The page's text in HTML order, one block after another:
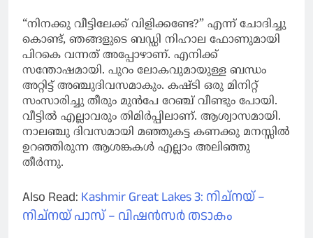
“നിനക്കു വീട്ടിലേക്ക് വിളിക്കണ്ടേ?” എന്ന് ചോദിച്ചു
കൊണ്ട്, ഞങ്ങളുടെ ബഡ്ഡി നിഹാല ഫോണുമായി
പിറകെ വന്നത് അപ്പോഴാണ്. എനിക്ക്
സന്തോഷമായി. പുറം ലോകവുമായുള്ള ബന്ധം
അറ്റിട്ട് അഞ്ചുദിവസമാകും. കഷ്ടി ഒരു മിനിറ്റ്
സംസാരിച്ചു തീരും മുൻപേ റേഞ്ച് വീണ്ടും പോയി.
വീട്ടിൽ എല്ലാവരും തിമിർപ്പിലാണ്. ആശ്വാസമായി.
നാലഞ്ചു ദിവസമായി മഞ്ഞുകട്ട കണക്കു മനസ്സിൽ
ഉറഞ്ഞിരുന്ന ആശങ്കകൾ എല്ലാം അലിഞ്ഞു
തീർന്നു.
Also Read: Kashmir Great Lakes 3: നിച്നയ് –
നിച്നയ് പാസ് – വിഷൻസർ തടാകം